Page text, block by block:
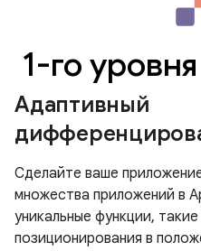
1-го уровня
Адаптивный
Сделайте ваше
множества приложений в
уникальные функции,
позиционирования в